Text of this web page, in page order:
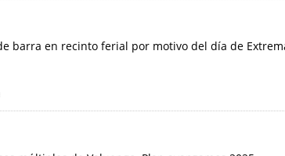
barra en recinto ferial por motivo del día de